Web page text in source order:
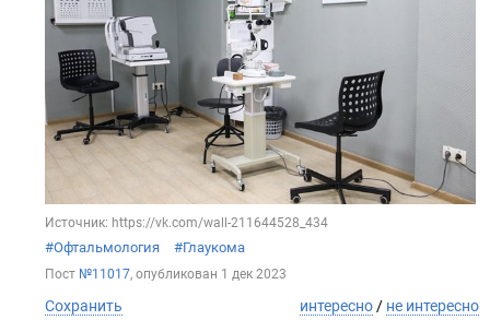
Источник: https://vk.com/wall-211644528_434
#Офтальмология #Глаукома
Пост №11017, опубликован 1 дек 2023
Сохранить интересно / не интересно